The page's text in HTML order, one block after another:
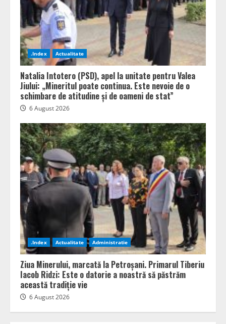
.Index Actualitate
Natalia Intotero (PSD), apel la unitate pentru Valea
Jiului: „Mineritul poate continua. Este nevoie de o
schimbare de atitudine și de oameni de stat”
6 August 2026
.Index Actualitate Administratie
Ziua Minerului, marcată la Petroșani. Primarul Tiberiu
Iacob Ridzi: Este o datorie a noastră să păstrăm
această tradiție vie
6 August 2026